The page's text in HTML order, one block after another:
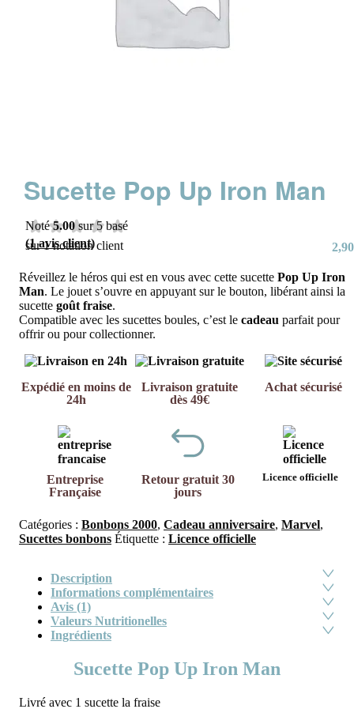
Sucette Pop Up Iron Man
Noté5.00 sur 5 basé
sur1notation client
(1avis client) 2,90
Réveillez le héros qui est en vous avec cette sucette Pop Up Iron
Man. Le jouet s’ouvre en appuyant sur le bouton, libérant ainsi la
sucette goût fraise.
Compatible avec les sucettes boules, c’est le cadeau parfait pour
offrir ou pour collectionner.
Expédié en moins de
24h
Livraison gratuite
dès 49€
Achat sécurisé
Entreprise
Française
Retour gratuit 30
jours
Licence officielle
Catégories : Bonbons 2000, Cadeau anniversaire, Marvel,
Sucettes bonbons Étiquette : Licence officielle
Description
Informations complémentaires
Avis (1)
Valeurs Nutritionelles
Ingrédients
Sucette Pop Up Iron Man
Livré avec 1 sucette la fraise